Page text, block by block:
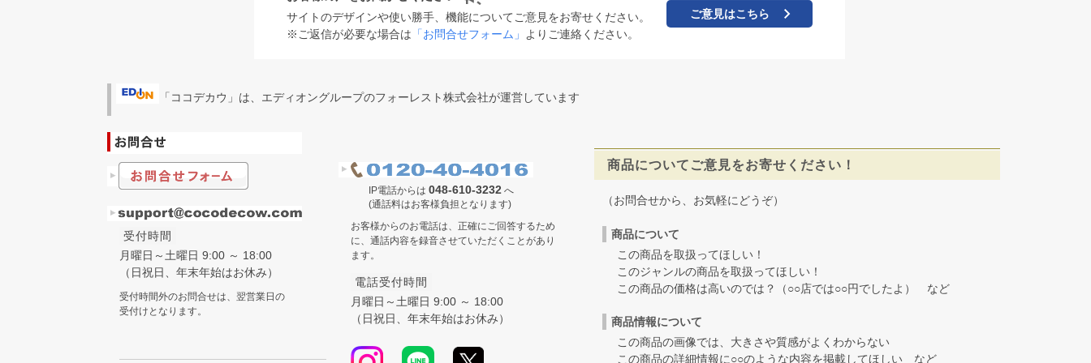
サイトのデザインや使い勝手、機能についてご意見をお寄せください。
※ご返信が必要な場合は 「お問合せフォーム」 よりご連絡ください。
ご意見はこちら
「ココデカウ」は、エディオングループのフォーレスト株式会社が運営しています
受付時間
月曜日～土曜日 9:00 ～ 18:00
（日祝日、年末年始はお休み）
受付時間外のお問合せは、翌営業日の
受付けとなります。
IP電話からは 048-610-3232 へ
(通話料はお客様負担となります)
お客様からのお電話は、正確にご回答するため
に、通話内容を録音させていただくことがあり
ます。
電話受付時間
月曜日～土曜日 9:00 ～ 18:00
（日祝日、年末年始はお休み）
商品についてご意見をお寄せください！
（お問合せから、お気軽にどうぞ）
商品について
この商品を取扱ってほしい！
このジャンルの商品を取扱ってほしい！
この商品の価格は高いのでは？（○○店では○○円でしたよ） など
商品情報について
この商品の画像では、大きさや質感がよくわからない
この商品の詳細情報に○○のような内容を掲載してほしい など